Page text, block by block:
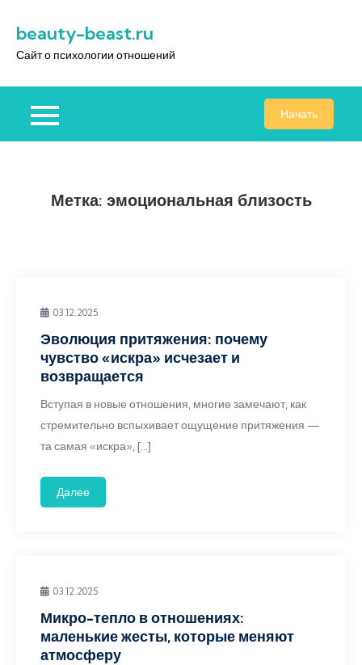
содержимому
beauty-beast.ru
Сайт о психологии отношений
Начать
Метка: эмоциональная близость
03.12.2025
Эволюция притяжения: почему
чувство «искра» исчезает и
возвращается
Вступая в новые отношения, многие замечают, как
стремительно вспыхивает ощущение притяжения —
та самая «искра», […]
Далее
03.12.2025
Микро-тепло в отношениях:
маленькие жесты, которые меняют
атмосферу